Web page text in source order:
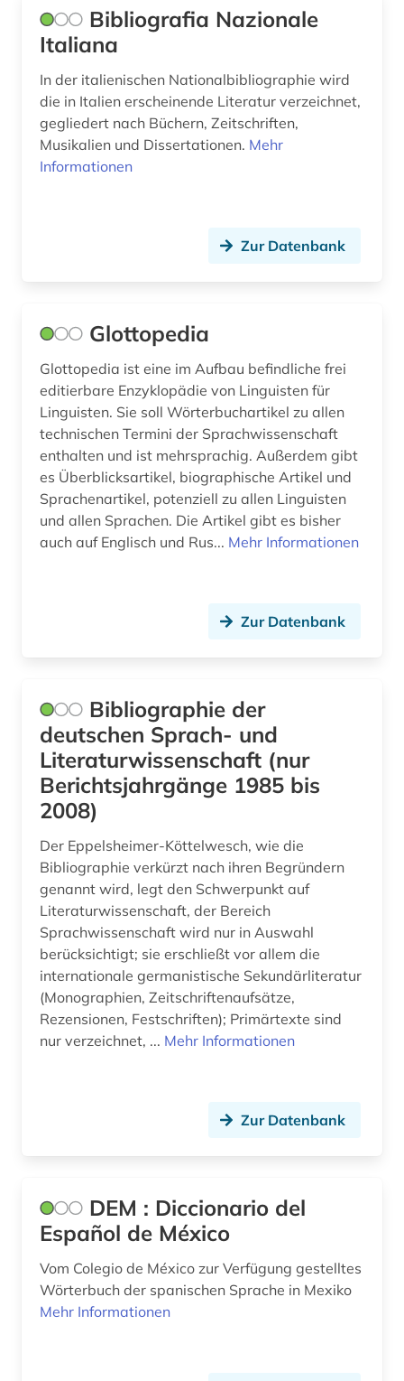
Bibliografia Nazionale
Italiana
In der italienischen Nationalbibliographie wird
die in Italien erscheinende Literatur verzeichnet,
gegliedert nach Büchern, Zeitschriften,
Musikalien und Dissertationen. Mehr
Informationen
Zur Datenbank
Glottopedia
Glottopedia ist eine im Aufbau befindliche frei
editierbare Enzyklopädie von Linguisten für
Linguisten. Sie soll Wörterbuchartikel zu allen
technischen Termini der Sprachwissenschaft
enthalten und ist mehrsprachig. Außerdem gibt
es Überblicksartikel, biographische Artikel und
Sprachenartikel, potenziell zu allen Linguisten
und allen Sprachen. Die Artikel gibt es bisher
auch auf Englisch und Rus... Mehr Informationen
Zur Datenbank
Bibliographie der
deutschen Sprach- und
Literaturwissenschaft (nur
Berichtsjahrgänge 1985 bis
2008)
Der Eppelsheimer-Köttelwesch, wie die
Bibliographie verkürzt nach ihren Begründern
genannt wird, legt den Schwerpunkt auf
Literaturwissenschaft, der Bereich
Sprachwissenschaft wird nur in Auswahl
berücksichtigt; sie erschließt vor allem die
internationale germanistische Sekundärliteratur
(Monographien, Zeitschriftenaufsätze,
Rezensionen, Festschriften); Primärtexte sind
nur verzeichnet, ... Mehr Informationen
Zur Datenbank
DEM : Diccionario del
Español de México
Vom Colegio de México zur Verfügung gestelltes
Wörterbuch der spanischen Sprache in Mexiko
Mehr Informationen